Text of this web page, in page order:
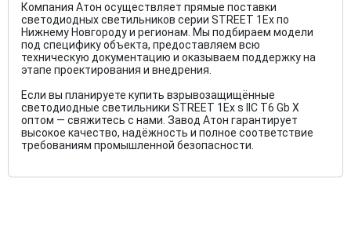
Компания Атон осуществляет прямые поставки
светодиодных светильников серии STREET 1Ex по
Нижнему Новгороду и регионам. Мы подбираем модели
под специфику объекта, предоставляем всю
техническую документацию и оказываем поддержку на
этапе проектирования и внедрения.
Если вы планируете купить взрывозащищённые
светодиодные светильники STREET 1Ex s IIC T6 Gb X
оптом — свяжитесь с нами. Завод Атон гарантирует
высокое качество, надёжность и полное соответствие
требованиям промышленной безопасности.